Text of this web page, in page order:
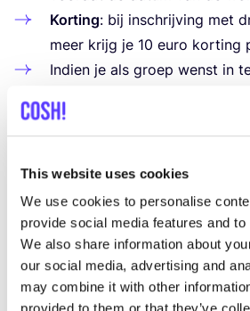
This website uses cookies
We use cookies to personalise
provide social media features and
We also share information about
our social media, advertising and
may combine it with other
Kor­ting: bij inschrij­ving met
meer krijg je 10 euro kor­ting
Indien je als groep wenst in
we een datum en tijd­stip
Bij annu­la­tie, min­der dan
vings­geld te fac­tu­re­ren. Bij
van de work­shop zelf wordt
bedrag aangerekend.
Inclu­sief 2con­sump­ties,
Schrijf je nu in. Fid­ji­art hoopt je
verwelkomen!